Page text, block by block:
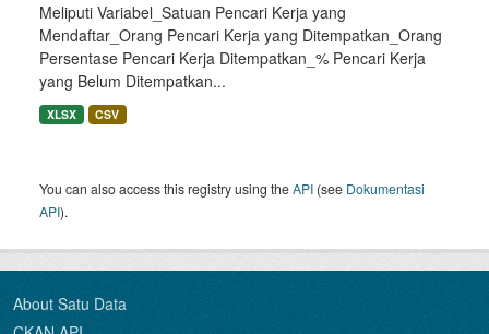
Meliputi Variabel_Satuan Pencari Kerja yang
Mendaftar_Orang Pencari Kerja yang Ditempatkan_Orang
Persentase Pencari Kerja Ditempatkan_% Pencari Kerja
yang Belum Ditempatkan...
XLSX CSV
You can also access this registry using theAPI (see Dokumentasi
API).
About Satu Data